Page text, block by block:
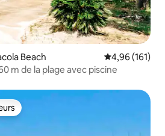
Beach Évaluation
4,96 (161)
m de la plage avec piscine